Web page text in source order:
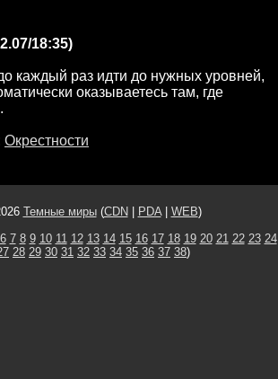
18:35)
каждый раз идти до нужных уровней,
оказываетесь там, где
Окрестности
Темные миры(CDN PDA| WEB)
6 7 8 9 10 11 12 13 14 15 16 17 18 19 20 21 22 23 24
28 29 30 31 32 33 34 35 36 37 38)